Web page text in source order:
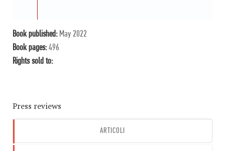
Book published: May 2022
Book pages:496
Rights sold to:
Press reviews
ARTICOLI